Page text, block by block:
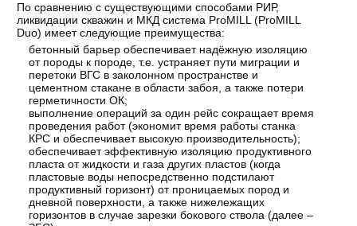
По сравнению с существующими способами РИР,
ликвидации скважин и МКД система ProMILL (ProMILL
Duo) имеет следующие преимущества:
бетонный барьер обеспечивает надёжную изоляцию
от породы к породе, т.е. устраняет пути миграции и
перетоки ВГС в заколонном пространстве и
цементном стакане в области забоя, а также потери
герметичности ОК;
выполнение операций за один рейс сокращает время
проведения работ (экономит время работы станка
КРС и обеспечивает высокую производительность);
обеспечивает эффективную изоляцию продуктивного
пласта от жидкости и газа других пластов (когда
пластовые воды непосредственно подстилают
продуктивный горизонт) от проницаемых пород и
дневной поверхности, а также нижележащих
горизонтов в случае зарезки бокового ствола (далее –